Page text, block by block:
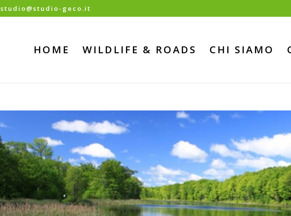
studio@studio-geco.it
HOME WILDLIFE & ROADS CHI SIAMO